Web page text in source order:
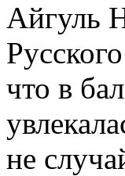
Айгуль
что в
не